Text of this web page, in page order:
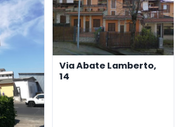
Via Abate Lamberto,
14